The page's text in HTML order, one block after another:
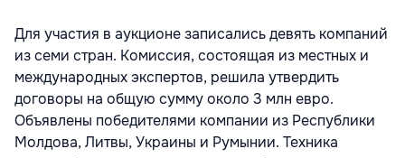
Для участия в аукционе записались девять компаний
из семи стран. Комиссия, состоящая из местных и
международных экспертов, решила утвердить
договоры на общую сумму около 3 млн евро.
Объявлены победителями компании из Республики
Молдова, Литвы, Украины и Румынии. Техника